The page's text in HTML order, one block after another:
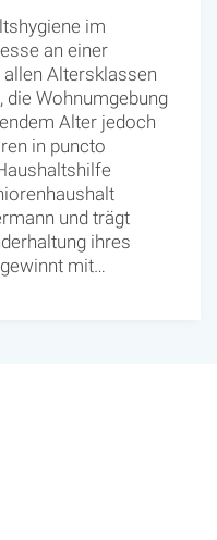
im
an einer
Altersklassen
die Wohnumgebung
Alter jedoch
in puncto
und trägt
ihres
mit…